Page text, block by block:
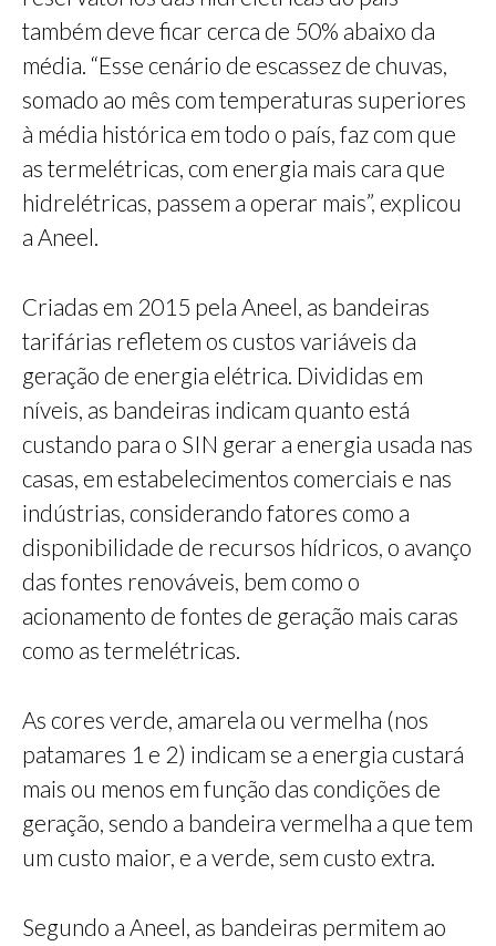
também deve ficar cerca de 50% abaixo da
média. “Esse cenário de escassez de chuvas,
somado ao mês com temperaturas superiores
à média histórica em todo o país, faz com que
as termelétricas, com energia mais cara que
hidrelétricas, passem a operar mais”, explicou
a Aneel.
Criadas em 2015 pela Aneel, as bandeiras
tarifárias refletem os custos variáveis da
geração de energia elétrica. Divididas em
níveis, as bandeiras indicam quanto está
custando para o SIN gerar a energia usada nas
casas, em estabelecimentos comerciais e nas
indústrias, considerando fatores como a
disponibilidade de recursos hídricos, o avanço
das fontes renováveis, bem como o
acionamento de fontes de geração mais caras
como as termelétricas.
As cores verde, amarela ou vermelha (nos
patamares 1 e 2) indicam se a energia custará
mais ou menos em função das condições de
geração, sendo a bandeira vermelha a que tem
um custo maior, e a verde, sem custo extra.
Segundo a Aneel, as bandeiras permitem ao